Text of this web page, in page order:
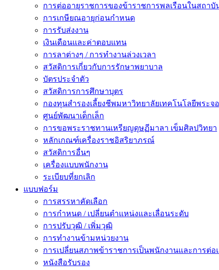
การต่ออายุราชการของข้าราชการพลเรือนในสถา
การเกษียณอายุก่อนกำหนด
การรับส่งงาน
เงินเดือนและค่าตอบแทน
การลาต่างๆ / การทำงานล่วงเวลา
สวัสดิการเกี่ยวกับการรักษาพยาบาล
บัตรประจำตัว
สวัสดิการการศึกษาบุตร
กองทุนสำรองเลี้ยงชีพมหาวิทยาลัยเทคโนโลยีพระจ
ศูนย์พัฒนาเด็กเล็ก
การขอพระราชทานเหรียญดุษฏีมาลา เข็มศิลปวิทยา
หลักเกณฑ์เครื่องราชอิสริยาภรณ์
สวัสดิการอื่นๆ
เครื่องแบบพนักงาน
ระเบียบที่ยกเลิก
แบบฟอร์ม
การสรรหาคัดเลือก
การกำหนด / เปลี่ยนตำแหน่งและเลื่อนระดับ
การปรับวุฒิ / เพิ่มวุฒิ
การทำงานข้ามหน่วยงาน
การเปลี่ยนสภาพข้าราชการเป็นพนักงานและการต่อ
หนังสือรับรอง